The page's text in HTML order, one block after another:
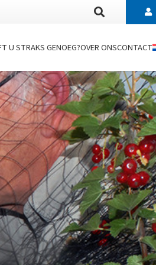
U STRAKS GENOEG?OVER ONSCONTACT